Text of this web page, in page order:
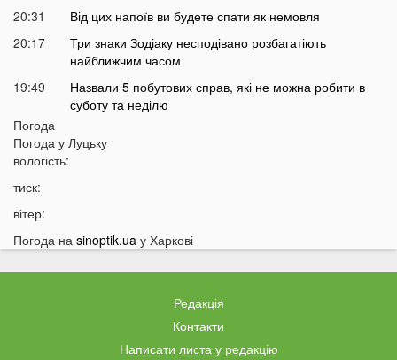
20:31
Від цих напоїв ви будете спати як немовля
20:17
Три знаки Зодіаку несподівано розбагатіють
найближчим часом
19:49
Назвали 5 побутових справ, які не можна робити в
суботу та неділю
19:30
19:15
18:52
на картку, але є важлива умова
18:12
Отримав переказ на картку? Штраф 34 тисячі
Затяжна війна та важка зима: тривожний прогноз для
Погода
Погода у Луцьку
вологість:
тиск:
вітер:
Погода на sinoptik.ua у Харкові
Редакція
Контакти
Написати листа у редакцію